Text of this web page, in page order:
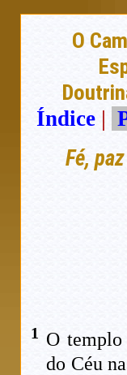
O
Índice |
Fé,
1 O templo
do Céu